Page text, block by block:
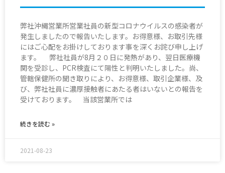
弊社沖縄営業所営業社員の新型コロナウイルスの感染者が
発生しましたので報告いたします。お得意様、お取引先様
にはご心配をお掛けしております事を深くお詫び申し上げ
ます。 弊社社員が8月２０日に発熱があり、翌日医療機
関を受診し、PCR検査にて陽性と判明いたしました。尚、
管轄保健所の聞き取りにより、お得意様、取引企業様、及
び、弊社社員に濃厚接触者にあたる者はいないとの報告を
受けております。 当該営業所では
続きを読む »
2021-08-23